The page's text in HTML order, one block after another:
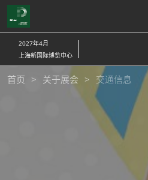
直
接
跳
至
内
2027年4月
上海新国际博览中心
首页 关于展会 交通信息